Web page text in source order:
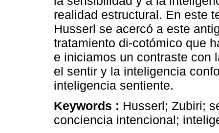
realidad estructural. En este
Husserl se acercó a este
tratamiento di-cotómico que
e iniciamos un contraste con
el sentir y la inteligencia
inteligencia sentiente.
Keywords : Husserl; Zubiri;
conciencia intencional;